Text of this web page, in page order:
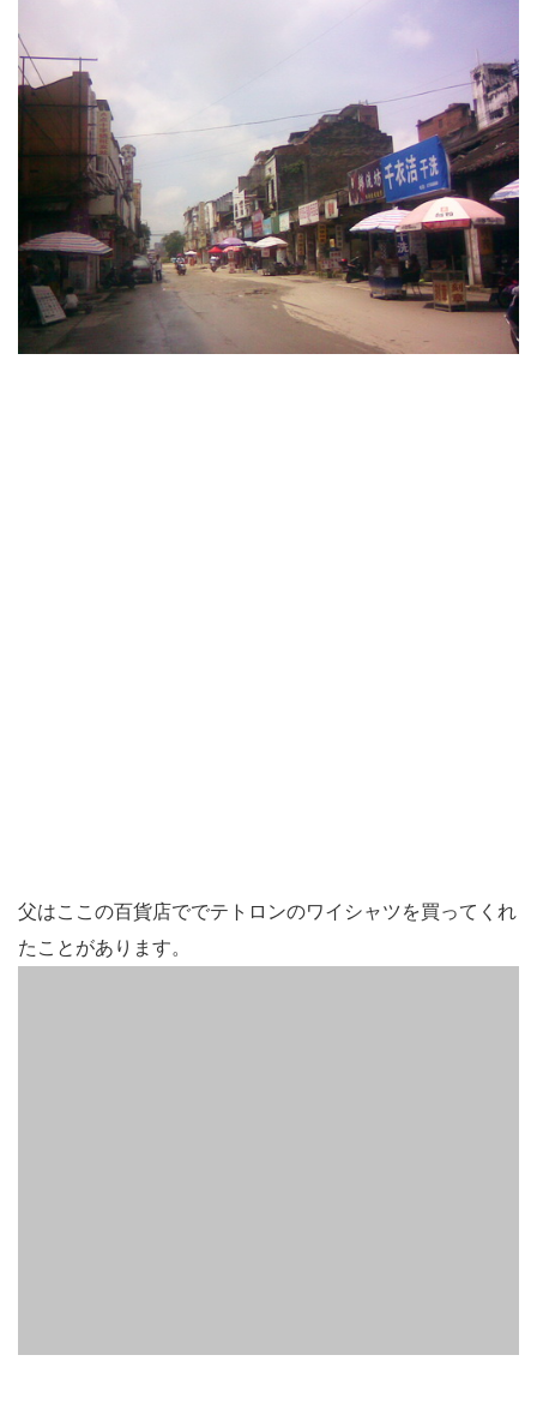
父はここの百貨店ででテトロンのワイシャツを買ってくれ
たことがあります。